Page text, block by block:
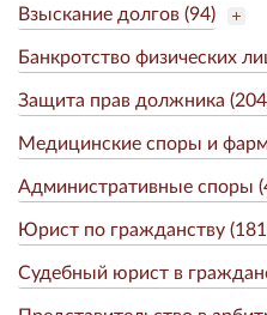
Взыскание долгов (94)
Банкротство физических
Защита прав должника
Медицинские споры и
Административные споры
Юрист по гражданству
Судебный юрист в